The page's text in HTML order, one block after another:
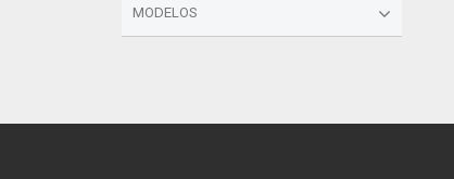
MODELOS